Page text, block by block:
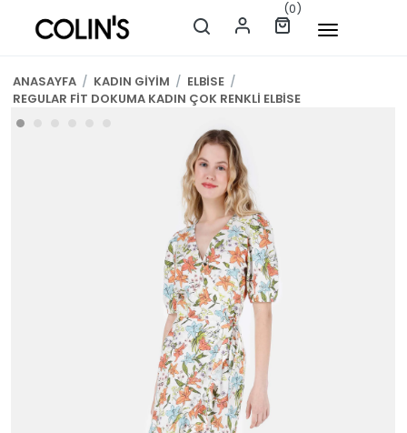
(0)
ANASAYFA / KADIN GİYİM / ELBİSE /
REGULAR FİT DOKUMA KADIN ÇOK RENKLİ ELBİSE